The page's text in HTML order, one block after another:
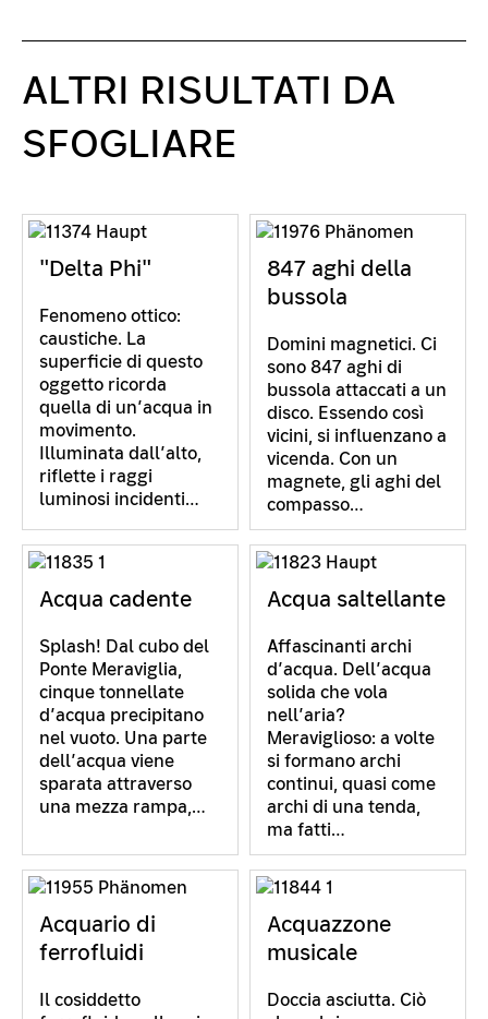
ALTRI RISULTATI DA
SFOGLIARE
"Delta Phi"
Fenomeno ottico:
caustiche. La
superficie di questo
oggetto ricorda
quella di un’acqua in
movimento.
Illuminata dall’alto,
riflette i raggi
luminosi incidenti…
847 aghi della
bussola
Domini magnetici. Ci
sono 847 aghi di
bussola attaccati a un
disco. Essendo così
vicini, si influenzano a
vicenda. Con un
magnete, gli aghi del
compasso…
Acqua cadente
Splash! Dal cubo del
Ponte Meraviglia,
cinque tonnellate
d’acqua precipitano
nel vuoto. Una parte
dell’acqua viene
sparata attraverso
una mezza rampa,…
Acqua saltellante
Affascinanti archi
d’acqua. Dell’acqua
solida che vola
nell’aria?
Meraviglioso: a volte
si formano archi
continui, quasi come
archi di una tenda,
ma fatti…
Acquario di
ferrofluidi
Il cosiddetto
Acquazzone
musicale
Doccia asciutta. Ciò